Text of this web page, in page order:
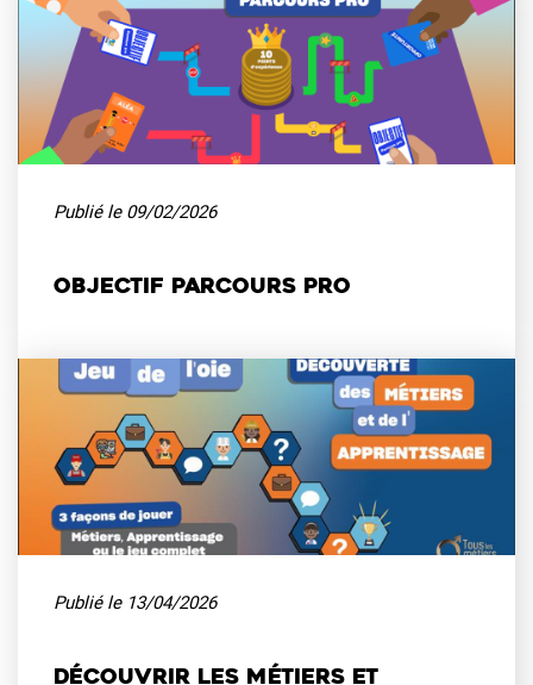
Publié le 09/02/2026
Objectif Parcours pro
Publié le 13/04/2026
Découvrir les métiers et